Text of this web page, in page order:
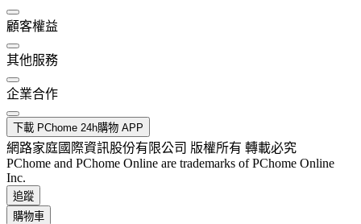
顧客權益
其他服務
企業合作
下載 PChome 24h購物 APP
網路家庭國際資訊股份有限公司 版權所有 轉載必究
PChome and PChome Online are trademarks of PChome Online
Inc.
追蹤
購物車